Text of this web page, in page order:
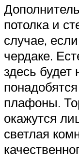
потолка и
случае,
чердаке.
здесь будет
плафоны.
окажутся
светлая